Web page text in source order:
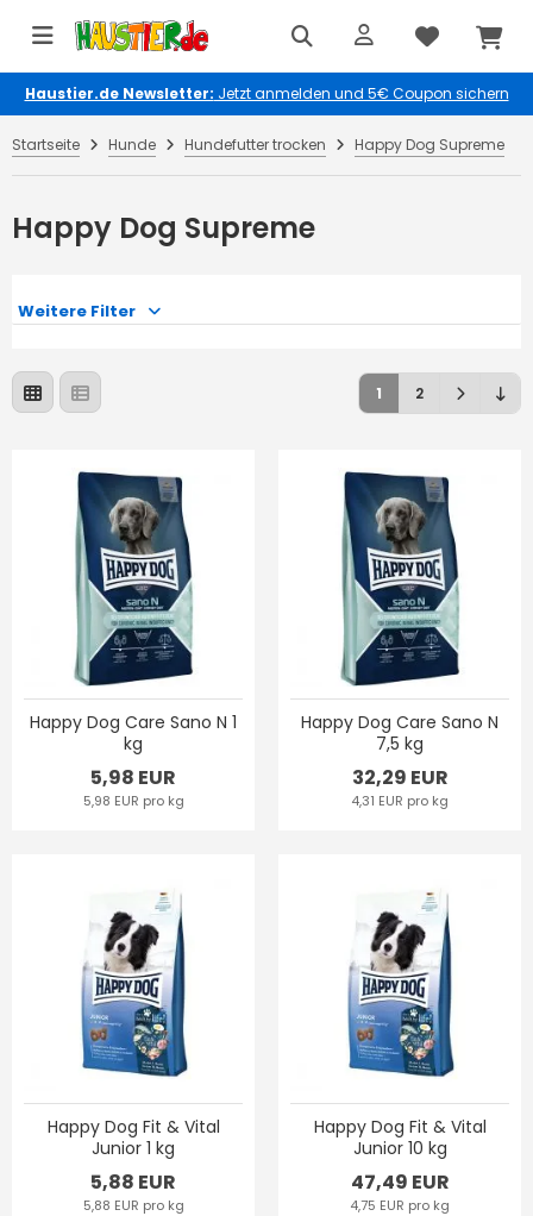
Haustier.de Newsletter: Jetzt anmelden und 5€ Coupon sichern
Startseite Hunde Hundefutter trocken Happy Dog Supreme
Happy Dog Supreme
Weitere Filter
1 2
Happy Dog Care Sano N 1
kg
5,98 EUR
5,98 EUR pro kg
Happy Dog Care Sano N
7,5 kg
32,29 EUR
4,31 EUR pro kg
Happy Dog Fit & Vital
Junior 1 kg
5,88 EUR
5,88 EUR pro kg
Happy Dog Fit & Vital
Junior 10 kg
47,49 EUR
4,75 EUR pro kg